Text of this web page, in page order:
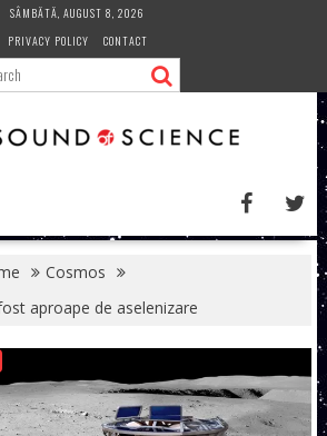
SÂMBĂTĂ, AUGUST 8, 2026
PRIVACY POLICY
CONTACT
Cosmos
aproape de aselenizare